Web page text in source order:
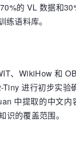
的 VL 数据和
语料库。
、WikiHow 和
进行初步实
中提取的中文
识的覆盖范围。